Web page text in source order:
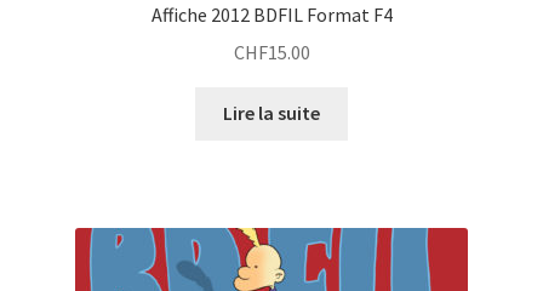
Affiche 2012 BDFIL Format F4
CHF15.00
Lire la suite